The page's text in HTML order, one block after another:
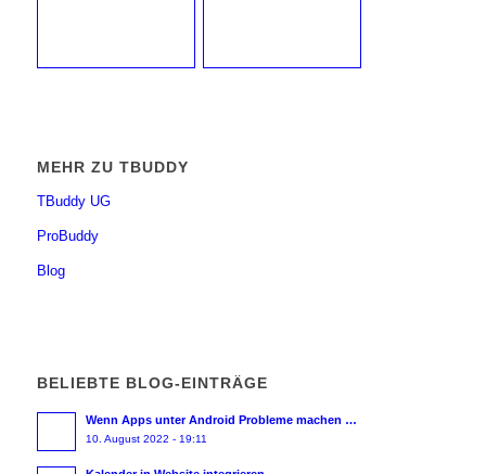
MEHR ZU TBUDDY
TBuddy UG
ProBuddy
Blog
BELIEBTE BLOG-EINTRÄGE
Wenn Apps unter Android Probleme machen …
10. August 2022 - 19:11